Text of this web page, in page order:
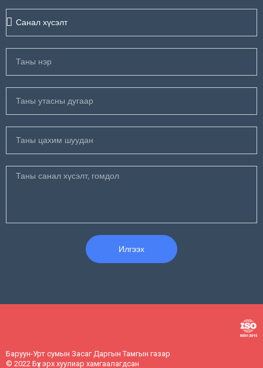
Илгээх
Баруун-Урт сумын Засаг Даргын Тамгын газар
© 2022 Бүх эрх хуулиар хамгаалагдсан